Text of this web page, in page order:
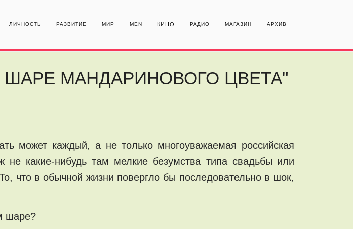
ЛИЧНОСТЬ РАЗВИТИЕ МИР MEN КИНО РАДИО МАГАЗИН АРХИВ
МАНДАРИНОВОГО ЦВЕТА"
может каждый, а не только многоуважаемая российская
какие-нибудь там мелкие безумства типа свадьбы или
что в обычной жизни повергло бы последовательно в шок,
шаре?